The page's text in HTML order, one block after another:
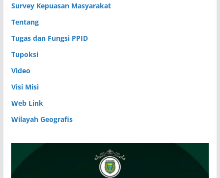
Survey Kepuasan Masyarakat
Tentang
Tugas dan Fungsi PPID
Tupoksi
Video
Visi Misi
Web Link
Wilayah Geografis